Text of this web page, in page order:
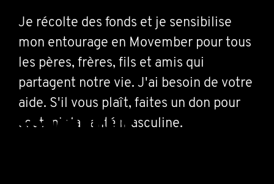
Je récolte des fonds et je sensibilise
mon entourage en Movember pour tous
les pères, frères, fils et amis qui
partagent notre vie. J'ai besoin de votre
aide. S'il vous plaît, faites un don pour
soutenir la santé masculine.
COMMENT